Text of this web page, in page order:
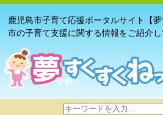
鹿児島市子育て応援ポータルサイト【
市の子育て支援に関する情報をご紹介し
サ